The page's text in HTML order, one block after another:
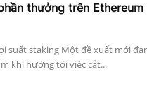
thưởng trên
suất staking Một đề xuất mới
khi hướng tới việc cắt...